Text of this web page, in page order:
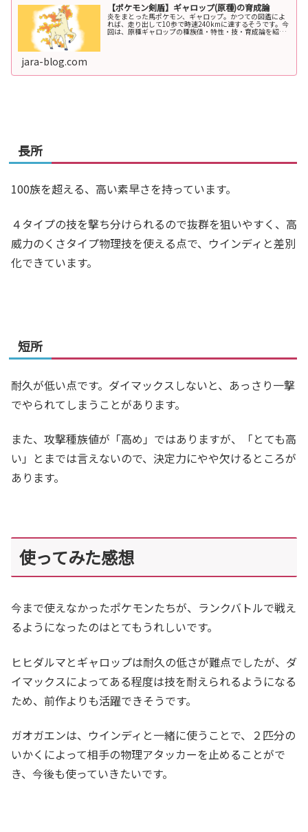
【ポケモン剣盾】ギャロップ(原種)の育成論
炎をまとった馬ポケモン、ギャロップ。かつての図鑑によ
れば、走り出して10歩で時速240kmに達するそうです。今
回は、原種ギャロップの種族値・特性・技・育成論を紹介
jara-blog.com
長所
100族を超える、高い素早さを持っています。
４タイプの技を撃ち分けられるので抜群を狙いやすく、高
威力のくさタイプ物理技を使える点で、ウインディと差別
化できています。
短所
耐久が低い点です。ダイマックスしないと、あっさり一撃
でやられてしまうことがあります。
また、攻撃種族値が「高め」ではありますが、「とても高
い」とまでは言えないので、決定力にやや欠けるところが
あります。
使ってみた感想
今まで使えなかったポケモンたちが、ランクバトルで戦え
るようになったのはとてもうれしいです。
ヒヒダルマとギャロップは耐久の低さが難点でしたが、ダ
イマックスによってある程度は技を耐えられるようになる
ため、前作よりも活躍できそうです。
ガオガエンは、ウインディと一緒に使うことで、２匹分の
いかくによって相手の物理アタッカーを止めることがで
き、今後も使っていきたいです。